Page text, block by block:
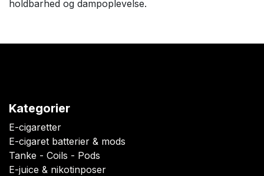
holdbarhed og dampoplevelse.
Kategorier
E-cigaretter
E-cigaret batterier & mods
Tanke - Coils - Pods
E-juice & nikotinposer